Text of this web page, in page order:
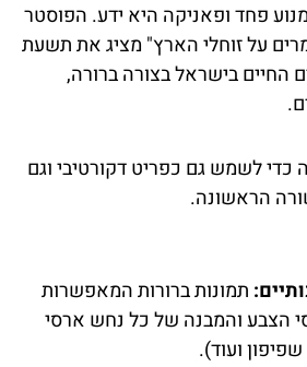
פחד ופאניקה היא ידע. הפוסטר
על זוחלי הארץ" מציג את תשעת
החיים בישראל בצורה ברורה,
כדי לשמש גם כפריט דקורטיבי וגם
הראשונה.
תמונות ברורות המאפשרות
הצבע והמבנה של כל נחש ארסי
ועוד).